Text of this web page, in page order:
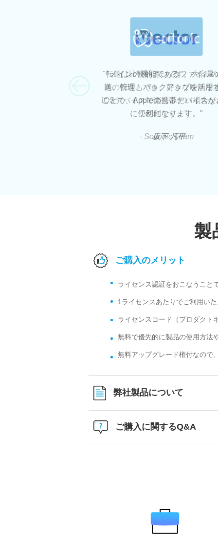
"メインの機能であるファイル
送、管理、バックアップを活用
ことで、Appleの携帯デバイスが
に便利になります。"
- 坂下 凡平
"転送は比較的速いです。大容量
画の転送もでき、好きな映画な
iOSデバイスで楽しみたい場合な
便利です。"
- Softonic Team
製
ご購入のメリット
ライセンス認証をおこなうこと
1ライセンスあたりでご利用い
ライセンスコード（プロダクト
無料で優先的に製品の使用方法
無料アップグレード権付なので
弊社製品について
ご購入に関するQ&A